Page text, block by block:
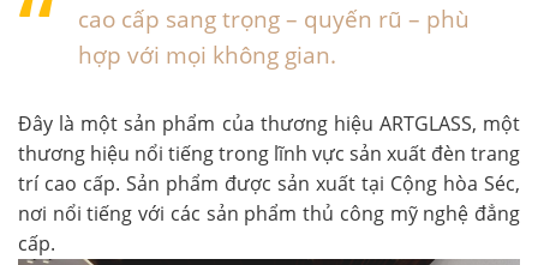
cao cấp sang trọng – quyến rũ – phù
hợp với mọi không gian.
Đây là một sản phẩm của thương hiệu ARTGLASS, một
thương hiệu nổi tiếng trong lĩnh vực sản xuất đèn trang
trí cao cấp. Sản phẩm được sản xuất tại Cộng hòa Séc,
nơi nổi tiếng với các sản phẩm thủ công mỹ nghệ đẳng
cấp.